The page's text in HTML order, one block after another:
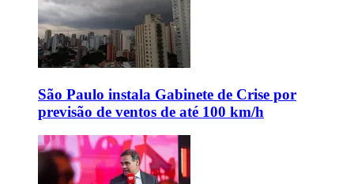
São Paulo instala Gabinete de Crise por
previsão de ventos de até 100 km/h